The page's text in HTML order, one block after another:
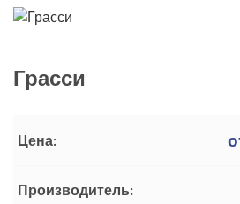
Грасси
Цена:
Производитель: